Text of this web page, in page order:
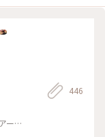
ー
446